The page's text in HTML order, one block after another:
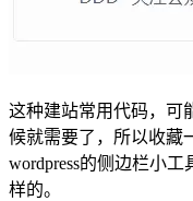
这种建站常用代码，可
候就需要了，所以收藏
wordpress的侧边栏小
样的。